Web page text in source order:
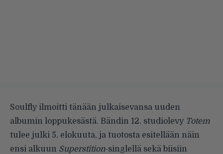
Soulfly ilmoitti tänään julkaisevansa uuden
albumin loppukesästä. Bändin 12. studiolevy Totem
tulee julki 5. elokuuta, ja tuotosta esitellään näin
ensi alkuun Superstition-singlellä sekä biisiin